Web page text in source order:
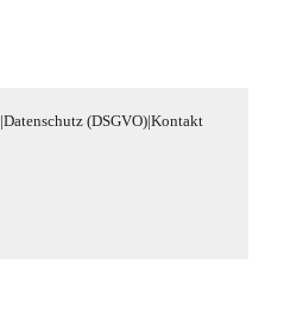
|Datenschutz (DSGVO)|Kontakt